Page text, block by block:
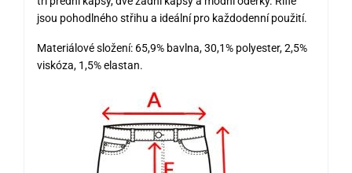
jsou pohodlného střihu a ideální pro každodenní použití.
Materiálové složení: 65,9% bavlna, 30,1% polyester, 2,5%
viskóza, 1,5% elastan.